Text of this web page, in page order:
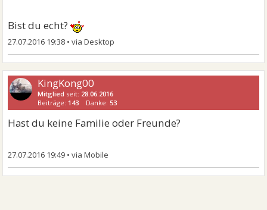
Bist du echt?
27.07.2016 19:38 •
KingKong00
Mitglied seit: 28.06.2016
Beiträge: 143 Danke:53
Hast du keine Familie oder Freunde?
27.07.2016 19:49 •